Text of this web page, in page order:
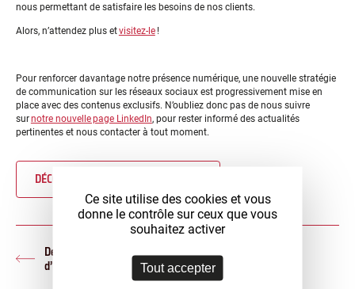
nous permettant de satisfaire les besoins de nos clients.
Alors, n’attendez plus etvisitez-le!
Pour renforcer davantage notre présence numérique, une nouvelle stratégie
de communication sur les réseaux sociaux est progressivement mise en
place avec des contenus exclusifs. N’oubliez donc pas de nous suivre
surnotre nouvelle page LinkedIn, pour rester informé des actualités
pertinentes et nous contacter à tout moment.
DÉCOUVRIR KEP METAL SOLUTIONS
Article
Développement d’un nouveau banc de test par le Centre
d’Innovation
Ce site utilise des cookies et vous
donne le contrôle sur ceux que vous
souhaitez activer
Tout accepter